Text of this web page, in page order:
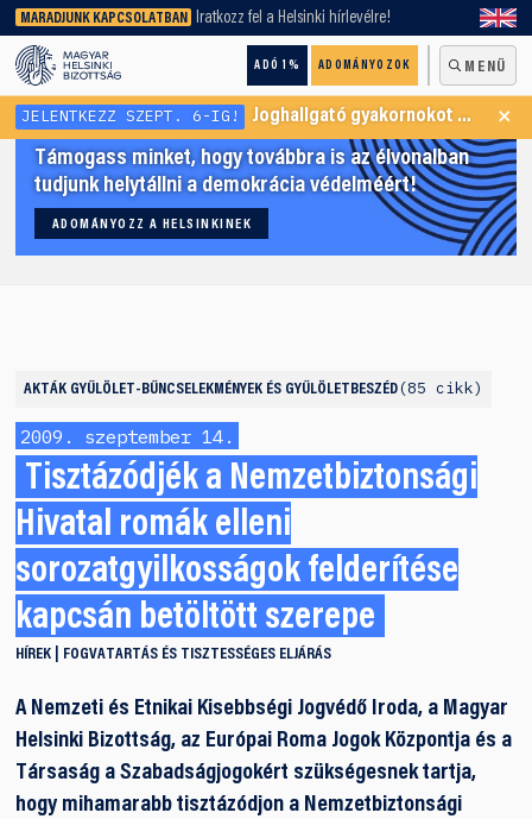
MARADJUNK KAPCSOLATBAN Iratkozz fel a Helsinki hírlevélre!
ADÓ 1% ADOMÁNYOZOK MENÜ
keresőnket!
JELENTKEZZ SZEPT. 6-IG! Joghallgató gyakornokot keresünk Menekültügyi Programunkba ×
Támogass minket, hogy továbbra is az élvonalban
tudjunk helytállni a demokrácia védelméért!
ADOMÁNYOZZ A HELSINKINEK
AKTÁK GYŰLÖLET-BŰNCSELEKMÉNYEK ÉS GYŰLÖLETBESZÉD 85 cikk
2009. szeptember 14.
Tisztázódjék a Nemzetbiztonsági
Hivatal romák elleni
sorozatgyilkosságok felderítése
kapcsán betöltött szerepe
HÍREK FOGVATARTÁS ÉS TISZTESSÉGES ELJÁRÁS
A Nemzeti és Etnikai Kisebbségi Jogvédő Iroda, a Magyar
Helsinki Bizottság, az Európai Roma Jogok Központja és a
Társaság a Szabadságjogokért szükségesnek tartja,
hogy mihamarabb tisztázódjon a Nemzetbiztonsági